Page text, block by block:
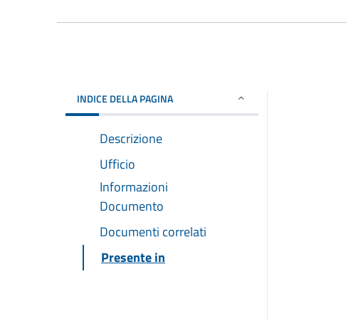
INDICE DELLA PAGINA
Descrizione
Ufficio
Informazioni
Documento
Documenti correlati
Presente in